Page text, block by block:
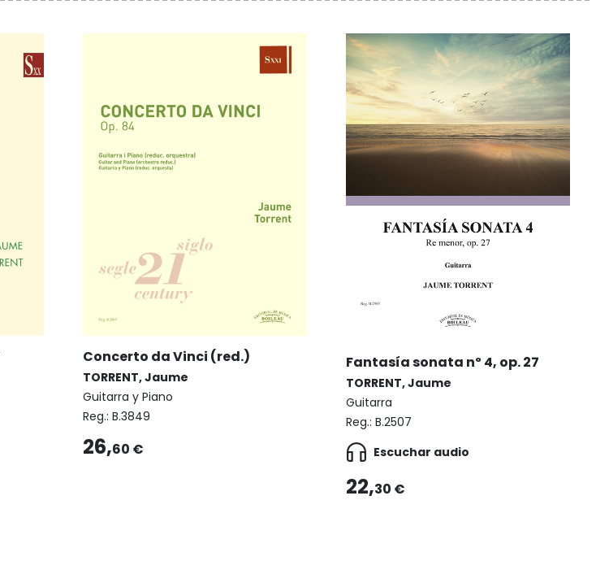
Concerto da Vinci (red.)
TORRENT, Jaume
Guitarra y Piano
Reg.: B.3849
26,60 €
Fantasía sonata nº 4, op. 27
TORRENT, Jaume
Guitarra
Reg.: B.2507
Escuchar audio
22,30 €